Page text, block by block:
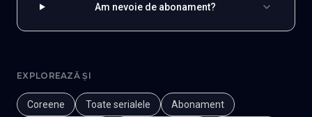
Am nevoie de abonament?
EXPLOREAZĂ ȘI
Coreene Toate serialele Abonament